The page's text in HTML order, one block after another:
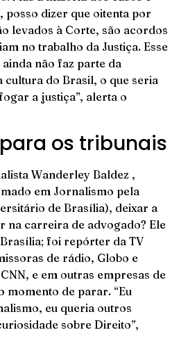
posso dizer que oitenta por
levados à Corte, são acordos
no trabalho da Justiça. Esse
não faz parte da
cultura do Brasil, o que seria
a justiça”, alerta o
os tribunais
Wanderley Baldez ,
em Jornalismo pela
de Brasília), deixar a
na carreira de advogado? Ele
foi repórter da TV
de rádio, Globo e
e em outras empresas de
momento de parar. “Eu
eu queria outros
sobre Direito”,